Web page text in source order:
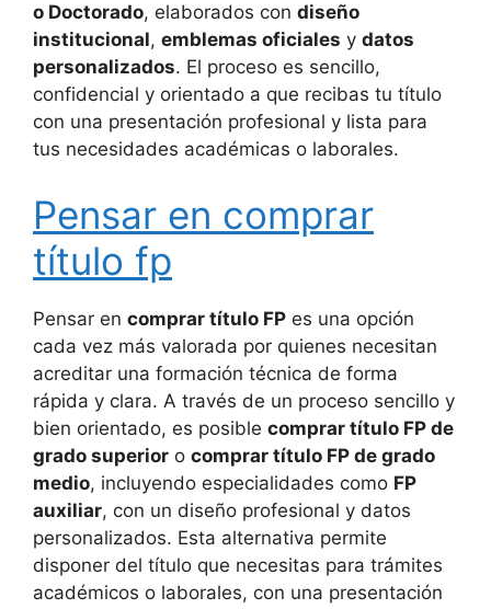
o Doctorado, elaborados con diseño
institucional, emblemas oficiales y datos
personalizados. El proceso es sencillo,
confidencial y orientado a que recibas tu título
con una presentación profesional y lista para
tus necesidades académicas o laborales.
Pensar en comprar
título fp
Pensar en comprar título FP es una opción
cada vez más valorada por quienes necesitan
acreditar una formación técnica de forma
rápida y clara. A través de un proceso sencillo y
bien orientado, es posible comprar título FP de
grado superior o comprar título FP de grado
medio, incluyendo especialidades como FP
auxiliar, con un diseño profesional y datos
personalizados. Esta alternativa permite
disponer del título que necesitas para trámites
académicos o laborales, con una presentación